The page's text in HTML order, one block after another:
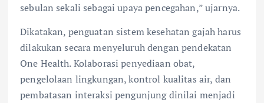
sebulan sekali sebagai upaya pencegahan,” ujarnya.
Dikatakan, penguatan sistem kesehatan gajah harus
dilakukan secara menyeluruh dengan pendekatan
One Health. Kolaborasi penyediaan obat,
pengelolaan lingkungan, kontrol kualitas air, dan
pembatasan interaksi pengunjung dinilai menjadi